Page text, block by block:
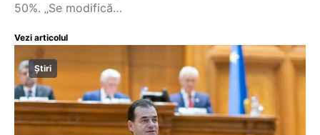
50%. „Se modifică…
Vezi articolul
Știri